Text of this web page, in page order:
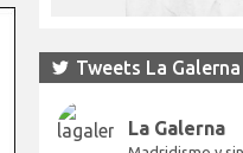
Tweets La Galerna
La Galerna